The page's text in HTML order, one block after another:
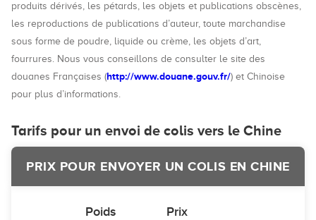
produits dérivés, les pétards, les objets et publications obscènes,
les reproductions de publications d’auteur, toute marchandise
sous forme de poudre, liquide ou crème, les objets d’art,
fourrures. Nous vous conseillons de consulter le site des
douanes Françaises (http://www.douane.gouv.fr/) et Chinoise
pour plus d’informations.
Tarifs pour un envoi de colis vers le Chine
PRIX POUR ENVOYER UN COLIS EN CHINE
Poids Prix